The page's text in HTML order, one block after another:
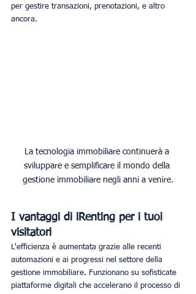
per gestire transazioni, prenotazioni, e altro
ancora.
La tecnologia immobiliare continuerà a
sviluppare e semplificare il mondo della
gestione immobiliare negli anni a venire.
I vantaggi di iRenting per i tuoi
visitatori
L'efficienza è aumentata grazie alle recenti
automazioni e ai progressi nel settore della
gestione immobiliare. Funzionano su sofisticate
piattaforme digitali che accelerano il processo di